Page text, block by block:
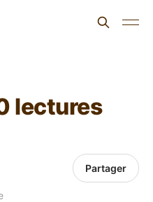
lectures
Partager